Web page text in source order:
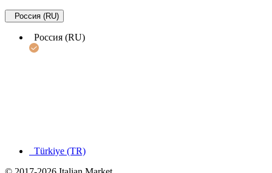
Россия (RU)
Россия (RU)
Türkiye (TR)